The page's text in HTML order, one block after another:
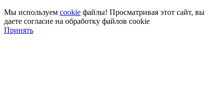
Мы используем cookie файлы! Просматривая этот сайт, вы
даете согласие на обработку файлов cookie
Принять